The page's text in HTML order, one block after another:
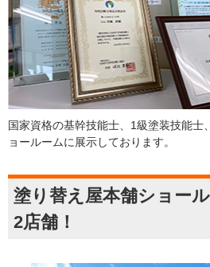
国家資格の基幹技能士、1級塗装技能士
ョールームに展示しております。
塗り替え屋本舗ショー
2店舗！